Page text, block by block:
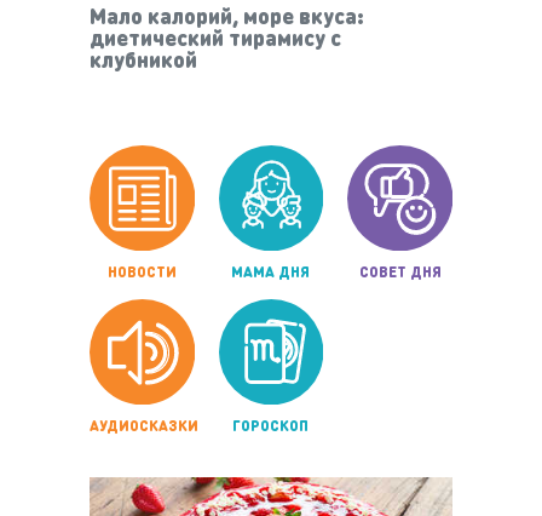
Мало калорий, море вкуса:
диетический тирамису с
клубникой
НОВОСТИ МАМА ДНЯ СОВЕТ ДНЯ
АУДИОСКАЗКИ ГОРОСКОП